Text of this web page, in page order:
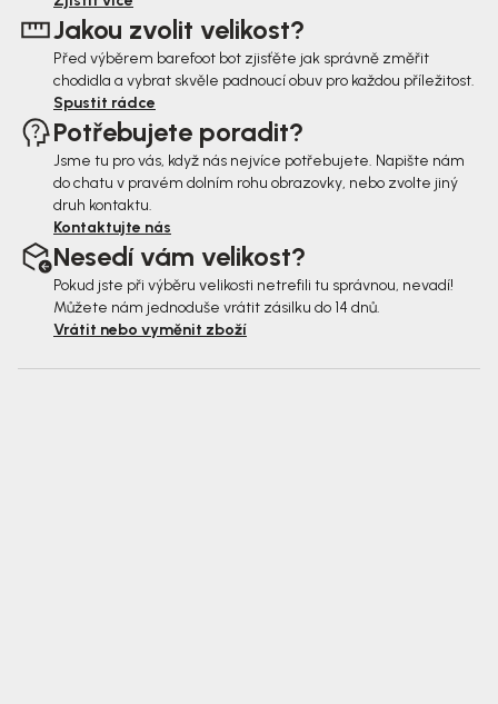
Jakou zvolit velikost?
Před výběrem barefoot bot zjisťěte jak správně změřit
chodidla a vybrat skvěle padnoucí obuv pro každou příležitost.
Spustit rádce
Potřebujete poradit?
Jsme tu pro vás, když nás nejvíce potřebujete. Napište nám
do chatu v pravém dolním rohu obrazovky, nebo zvolte jiný
druh kontaktu.
Kontaktujte nás
Nesedí vám velikost?
Pokud jste při výběru velikosti netrefili tu správnou, nevadí!
Můžete nám jednoduše vrátit zásilku do 14 dnů.
Vrátit nebo vyměnit zboží